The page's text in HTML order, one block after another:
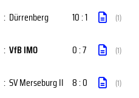
: Dürrenberg 10 : 1 (1)
: VfB IMO 0 : 7 (1)
: SV Merseburg II 8 : 0 (1)